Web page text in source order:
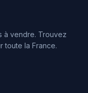
à vendre. Trouvez
toute la France.